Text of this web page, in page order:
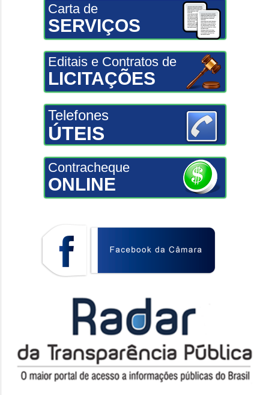
Carta de
SERVIÇOS
Editais e Contratos de
LICITAÇÕES
Telefones
ÚTEIS
Contracheque
ONLINE